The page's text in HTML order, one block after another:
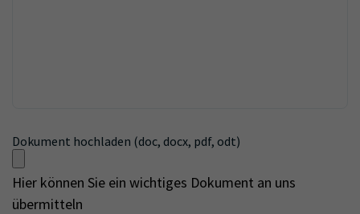
Dokument hochladen (doc, docx, pdf, odt)
Hier können Sie ein wichtiges Dokument an uns
übermitteln